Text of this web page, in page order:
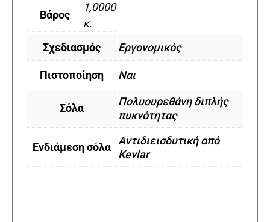
Βάρος
1,0000
κ.
Σχεδιασμός
Εργονομικός
Πιστοποίηση Ναι
Σόλα
Πολυουρεθάνη διπλής
πυκνότητας
Ενδιάμεση σόλα
Αντιδιεισδυτική από
Kevlar